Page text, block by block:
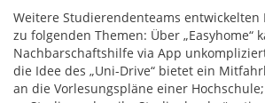
Weitere Studierendenteams entwickelten
zu folgenden Themen: Über „Easyhome“
Nachbarschaftshilfe via App
die Idee des „Uni-Drive“ bietet ein
an die Vorlesungspläne einer